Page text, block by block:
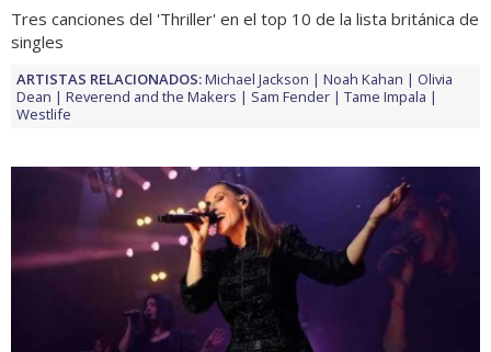
Tres canciones del 'Thriller' en el top 10 de la lista británica de
singles
ARTISTAS RELACIONADOS:Michael Jackson Noah Kahan
Olivia
Dean
Reverend and the Makers Sam Fender
Tame Impala
Westlife